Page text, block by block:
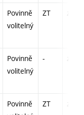
Povinně
volitelný
ZT zá
Povinně
volitelný
- zá
Povinně
ZT zá